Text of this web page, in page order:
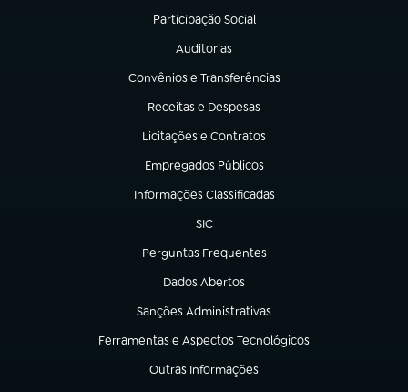
Participação Social
(abre em nova aba)
Auditorias
(abre em nova aba)
Convênios e Transferências
(abre em nova aba)
Receitas e Despesas
(abre em nova aba)
Licitações e Contratos
(abre em nova aba)
Empregados Públicos
(abre em nova aba)
Informações Classificadas
(abre em nova aba)
SIC
(abre em nova aba)
Perguntas Frequentes
(abre em nova aba)
Dados Abertos
(abre em nova aba)
Sanções Administrativas
(abre em nova aba)
Ferramentas e Aspectos Tecnológicos
(abre em nova aba)
Outras Informações
(abre em nova aba)